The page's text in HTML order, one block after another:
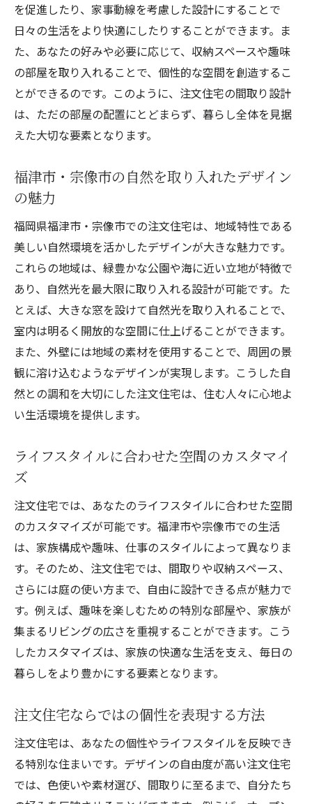
設計の自由度が可能にするユニークなデザ
イン
福津市の地域特性を反映した設計アイデア
セミオーダーからフルオーダーまでの選択
肢
設計プロセスでのクリエイティブなアプロ
ーチ
設計自由度を活かしたコスト管理のポイン
ト
土地選びの重要性とその注意点
注文住宅での予算設定のコツ
建築士とのコミュニケーションの取り方
宗像市での施工業者の選び方
住宅ローン選びと資金計画のポイント
完成後のメンテナンス計画の重要性
福津市・宗像市の注文住宅で夢の住まいを形に
する手順
注文住宅の計画から完成までの流れ
設計段階での具体的なステップ
引渡し後のアフターサービスについて
家づくりのプロセスでよくある質問とその
対策
注文住宅のプロが語る福津市での家づくりの秘
訣
プロが教える成功する家づくりのヒント
福津市の土地特性を活かした設計のコツ
材料選びの専門的アドバイス
設計と施工の連携の重要性
家づくりで失敗しないためのポイント
宗像市での注文住宅を考える際に知っておくべ
きこと
を促進したり、家事動線を考慮した設計にすることで
日々の生活をより快適にしたりすることができます。ま
た、あなたの好みや必要に応じて、収納スペースや趣味
の部屋を取り入れることで、個性的な空間を創造するこ
とができるのです。このように、注文住宅の間取り設計
は、ただの部屋の配置にとどまらず、暮らし全体を見据
えた大切な要素となります。
福津市・宗像市の自然を取り入れたデザイン
の魅力
福岡県福津市・宗像市での注文住宅は、地域特性である
美しい自然環境を活かしたデザインが大きな魅力です。
これらの地域は、緑豊かな公園や海に近い立地が特徴で
あり、自然光を最大限に取り入れる設計が可能です。た
とえば、大きな窓を設けて自然光を取り入れることで、
室内は明るく開放的な空間に仕上げることができます。
また、外壁には地域の素材を使用することで、周囲の景
観に溶け込むようなデザインが実現します。こうした自
然との調和を大切にした注文住宅は、住む人々に心地よ
い生活環境を提供します。
ライフスタイルに合わせた空間のカスタマイ
ズ
注文住宅では、あなたのライフスタイルに合わせた空間
のカスタマイズが可能です。福津市や宗像市での生活
は、家族構成や趣味、仕事のスタイルによって異なりま
す。そのため、注文住宅では、間取りや収納スペース、
さらには庭の使い方まで、自由に設計できる点が魅力で
す。例えば、趣味を楽しむための特別な部屋や、家族が
集まるリビングの広さを重視することができます。こう
したカスタマイズは、家族の快適な生活を支え、毎日の
暮らしをより豊かにする要素となります。
注文住宅ならではの個性を表現する方法
注文住宅は、あなたの個性やライフスタイルを反映でき
る特別な住まいです。デザインの自由度が高い注文住宅
では、色使いや素材選び、間取りに至るまで、自分たち